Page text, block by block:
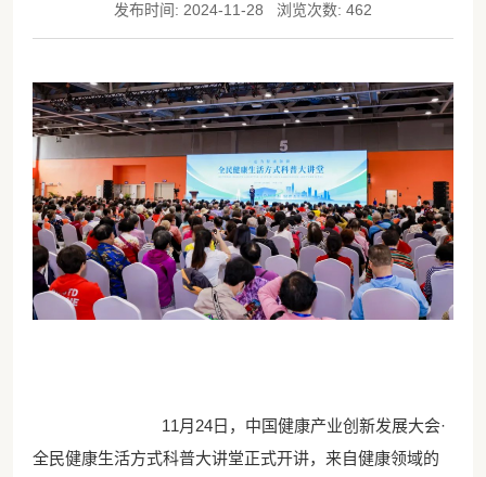
发布时间: 2024-11-28 浏览次数: 462
11月24日，中国健康产业创新发展大会·
全民健康生活方式科普大讲堂正式开讲，来自健康领域的